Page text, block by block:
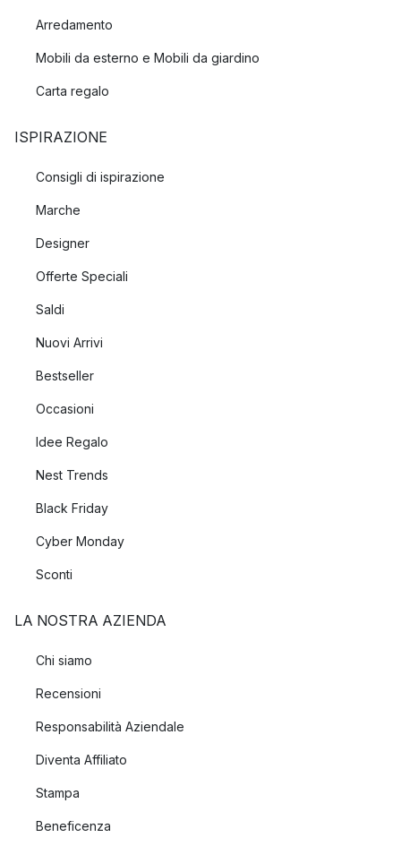
Arredamento
Mobili da esterno e Mobili da giardino
Carta regalo
ISPIRAZIONE
Consigli di ispirazione
Marche
Designer
Offerte Speciali
Saldi
Nuovi Arrivi
Bestseller
Occasioni
Idee Regalo
Nest Trends
Black Friday
Cyber Monday
Sconti
LA NOSTRA AZIENDA
Chi siamo
Recensioni
Responsabilità Aziendale
Diventa Affiliato
Stampa
Beneficenza